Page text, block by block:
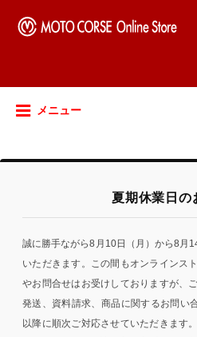
メニュー
夏期休業日の
誠に勝手ながら8月10日（月）から8月
いただきます。この間もオンラインス
やお問合せはお受けしておりますが、
発送、資料請求、商品に関するお問い
以降に順次ご対応させていただきます